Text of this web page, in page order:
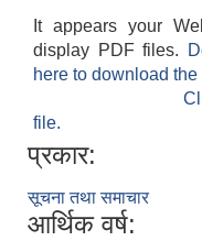
It appears your
display PDF files.
here to download
file.
प्रकार:
सूचना तथा समाचार
आर्थिक वर्ष: